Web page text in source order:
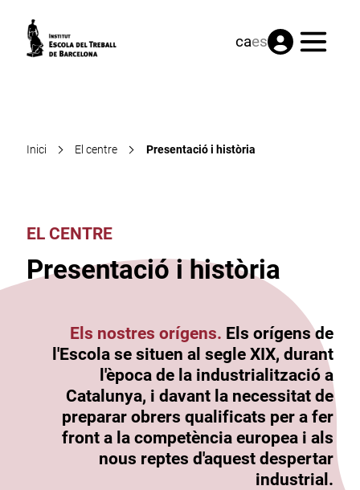
caes Menú
Inici El centre Presentació i història
EL CENTRE
Presentació i història
Els nostres orígens. Els orígens de
l'Escola se situen al segle XIX, durant
l'època de la industrialització a
Catalunya, i davant la necessitat de
preparar obrers qualificats per a fer
front a la competència europea i als
nous reptes d'aquest despertar
industrial.